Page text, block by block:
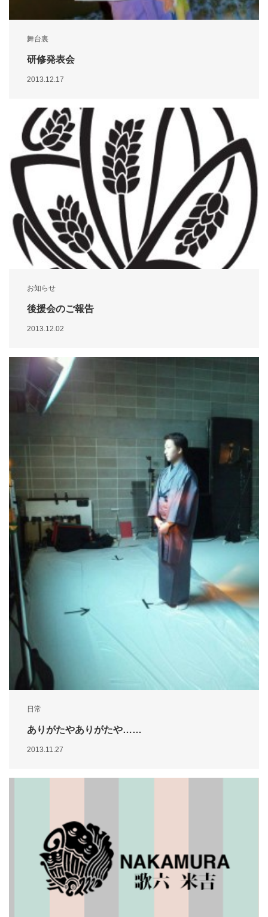
舞台裏
研修発表会
2013.12.17
お知らせ
後援会のご報告
2013.12.02
日常
ありがたやありがたや……
2013.11.27